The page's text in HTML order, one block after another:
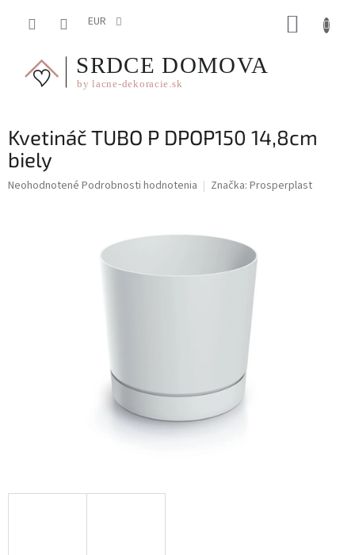
EUR
Kvetináč TUBO P DPOP150 14,8cm
biely
Priemerné
Neohodnotené Podrobnosti hodnotenia Značka: Prosperplast